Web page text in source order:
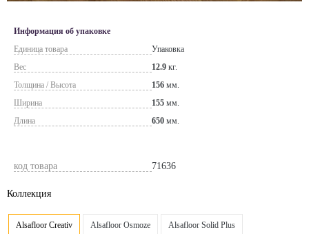
Информация об упаковке
Единица товара
Упаковка
Вес
12.9 кг.
Толщина / Высота
156 мм.
Ширина
155 мм.
Длина
650 мм.
код товара 71636
Коллекция
Alsafloor Creativ Alsafloor Osmoze Alsafloor Solid Plus